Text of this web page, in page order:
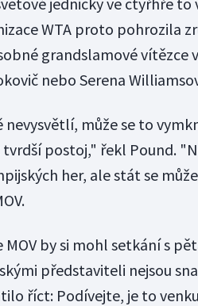
WTA proto pohrozila
grandslamové vítězce
nebo Serena
nevysvětlí, může se to
postoj," řekl Pound.
her, ale stát se
by si mohl setkání s
představiteli nejsou
říct: Podívejte, je to